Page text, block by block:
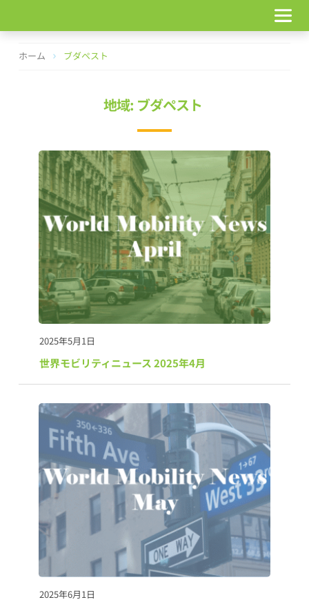
テ
ホーム ブダペスト
地域: ブダペスト
2025年5月1日
世界モビリティニュース 2025年4月
2025年6月1日